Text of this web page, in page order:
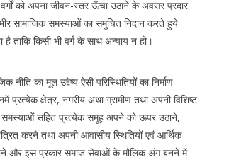
को अपना जीवन-स्तर ऊँचा उठाने के अवसर प्रदार
सामाजिक समस्याओं का समुचित निदान करते हुये
ताकि किसी भी वर्ग के साथ अन्याय न हो।
नीति का मूल उद्देष्य ऐसी परिस्थितियों का निर्माण
प्रत्येक क्षेत्र, नगरीय अथा ग्रामीण तथा अपनी विशिष्ट
समस्याओं सहित प्रत्येक समूह अपने को ऊपर उठाने,
करने तथा अपनी आवासीय स्थितियों एवं आर्थिक
और इस प्रकार समाज सेवाओं के मौलिक अंग बनने में